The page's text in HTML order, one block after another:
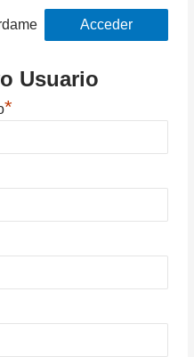
Usuario
*